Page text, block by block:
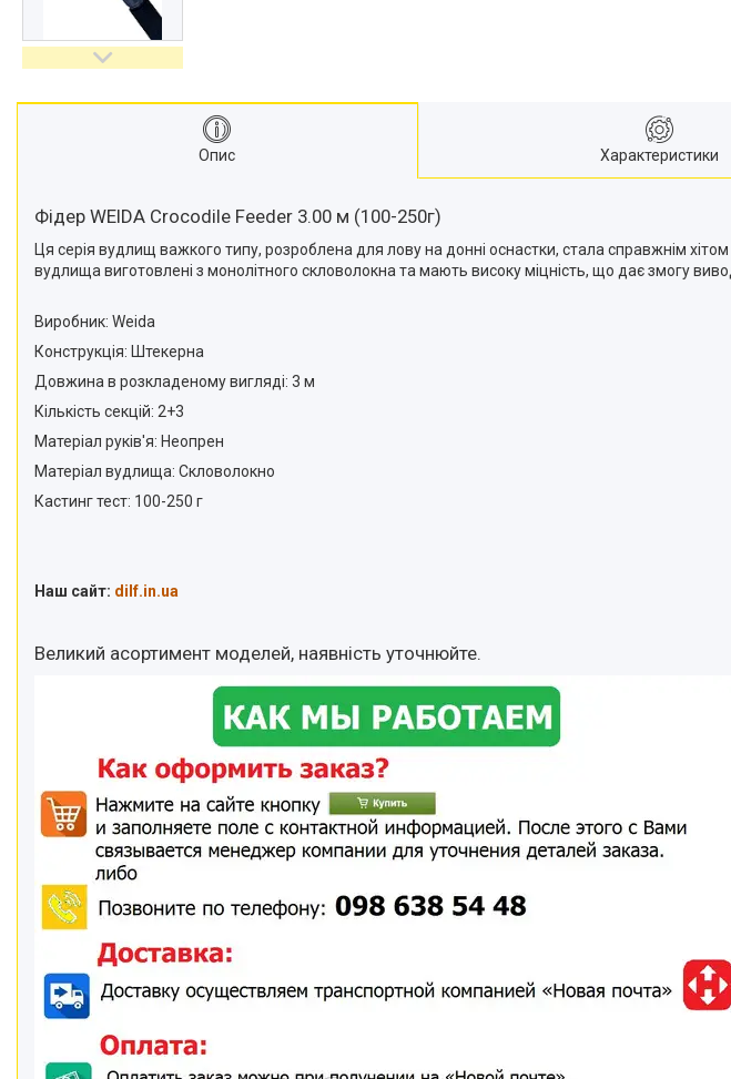
Опис Характеристики
Фідер WEIDA Crocodile Feeder 3.00 м (100-250г)
Ця серія вудлищ важкого типу, розроблена для лову на донні оснастки, стала справжнім
вудлища виготовлені з монолітного скловолокна та мають високу міцність, що дає змогу
Виробник: Weida
Конструкція: Штекерна
Довжина в розкладеному вигляді: 3 м
Кількість секцій: 2+3
Матеріал руків'я: Неопрен
Матеріал вудлища: Скловолокно
Кастинг тест: 100-250 г
Наш сайт: dilf.in.ua
Великий асортимент моделей, наявність уточнюйте.